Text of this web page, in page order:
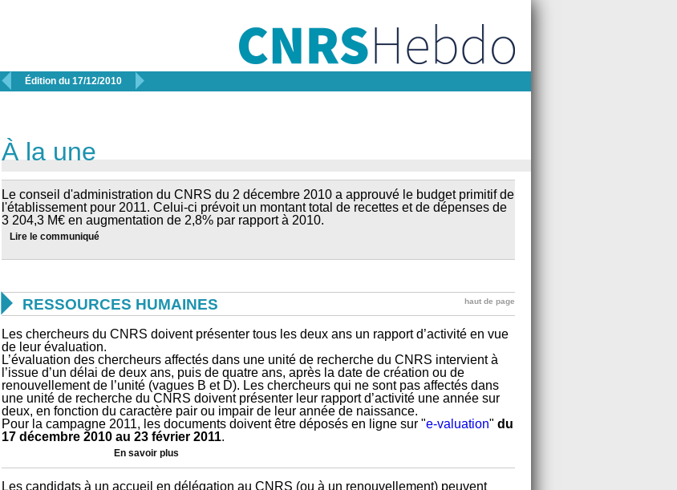
 Édition du 17/12/2010 
À la une
Le conseil d'administration du CNRS du 2 décembre 2010 a approuvé le budget primitif de
l'établissement pour 2011. Celui-ci prévoit un montant total de recettes et de dépenses de
3 204,3 M€ en augmentation de 2,8% par rapport à 2010.
Lire le communiqué
 RESSOURCES HUMAINES haut de page
Les chercheurs du CNRS doivent présenter tous les deux ans un rapport d’activité en vue
de leur évaluation.
L’évaluation des chercheurs affectés dans une unité de recherche du CNRS intervient à
l’issue d’un délai de deux ans, puis de quatre ans, après la date de création ou de
renouvellement de l’unité (vagues B et D). Les chercheurs qui ne sont pas affectés dans
une unité de recherche du CNRS doivent présenter leur rapport d’activité une année sur
deux, en fonction du caractère pair ou impair de leur année de naissance.
Pour la campagne 2011, les documents doivent être déposés en ligne sur "e-valuation" du
17 décembre 2010 au 23 février 2011.
En savoir plus
Les candidats à un accueil en délégation au CNRS (ou à un renouvellement) peuvent